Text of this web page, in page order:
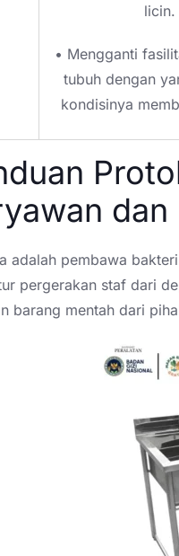
licin.
• Mengganti
tubuh dengan
kondisinya
adalah pembawa
pergerakan staf dari
barang mentah dari